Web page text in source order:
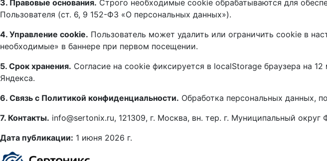
3. Правовые основания. Строго необходимые cookie обрабатываются для
Пользователя (ст. 6, 9 152-ФЗ «О персональных данных»).
4. Управление cookie. Пользователь может удалить или ограничить cookie в
необходимые» в баннере при первом посещении.
5. Срок хранения. Согласие на cookie фиксируется в localStorage браузера на
Яндекса.
6. Связь с Политикой конфиденциальности. Обработка персональных данных,
7. Контакты. info@sertonix.ru, 121309, г. Москва, вн. тер. г. Муниципальный округ
Дата публикации: 1 июня 2026 г.